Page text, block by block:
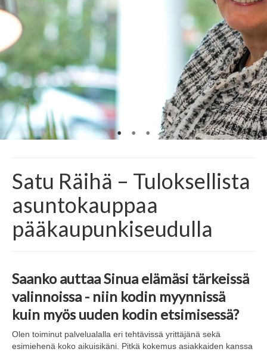
Satu Räihä – Tuloksellista
asuntokauppaa
pääkaupunkiseudulla
Saanko auttaa Sinua elämäsi tärkeissä
valinnoissa - niin kodin myynnissä
kuin myös uuden kodin etsimisessä?
Olen toiminut palvelualalla eri tehtävissä yrittäjänä sekä
esimiehenä koko aikuisikäni. Pitkä kokemus asiakkaiden kanssa